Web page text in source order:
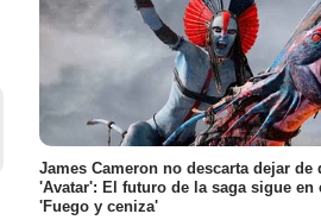
James Cameron no descarta dejar de
'Avatar': El futuro de la saga sigue en
'Fuego y ceniza'